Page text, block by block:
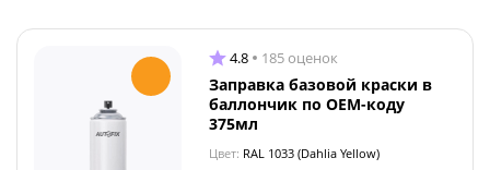
4.8 185 оценок
Заправка базовой краски в
баллончик по OEM-коду
375мл
Цвет: RAL 1033 (Dahlia Yellow)